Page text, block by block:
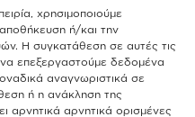
χρησιμοποιούμε
ή/και την
Η συγκατάθεση σε αυτές τις
επεξεργαστούμε δεδομένα
αναγνωριστικά σε
ή η ανάκληση της
αρνητικά αρνητικά ορισμένες
team
use